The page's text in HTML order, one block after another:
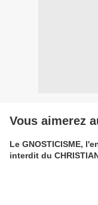
Vous aimerez
Le GNOSTICISME,
interdit du